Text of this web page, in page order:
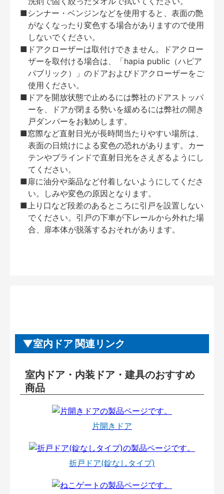
■シンナー・ベンジンなどを使用すると、表面の艶
がなくなったり変色する場合がありますので使用
しないでください。
■ドアクローザーは取付けできません。ドアクロー
ザーを取付ける場合は、「hapia public（ハピア
パブリック）」のドアおよびドアクローザーをご
使用ください。
■ドアを開放状態で止めるには弊社のドアストッパ
ーを、ドアが閉まる勢いを緩めるには弊社の開き
戸ダンパーをお勧めします。
■窓際など直射日光が長時間当たりやすい場所は、
表面の日焼けによる変色の恐れがあります。カー
テンやブラインドで直射日光をさえぎるようにし
てください。
■扉に油分や薬品など付着しないようにしてくださ
い。しみや変色の原因となります。
■上り口など段差のあるところに引戸を設置しない
でください。引戸の下車が下レールから外れた場
合、扉本体が脱落するおそれがあります。
室内ドア 関連リンク
室内ドア・内装ドア・建具のおすすめ
商品
片開きドア
折戸ドア(錠なしタイプ)